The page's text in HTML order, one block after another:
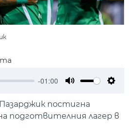
-01:00
постигна
подготвителния лагер в